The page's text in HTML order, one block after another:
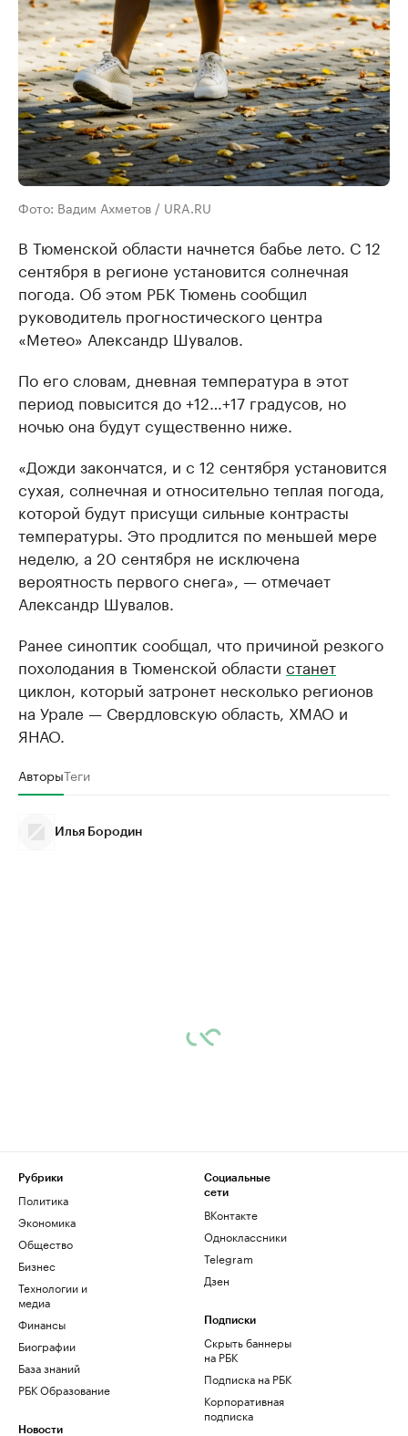
Фото: Вадим Ахметов / URA.RU
В Тюменской области начнется бабье лето. С 12
сентября в регионе установится солнечная
погода. Об этом РБК Тюмень сообщил
руководитель прогностического центра
«Метео» Александр Шувалов.
По его словам, дневная температура в этот
период повысится до +12…+17 градусов, но
ночью она будут существенно ниже.
«Дожди закончатся, и с 12 сентября установится
сухая, солнечная и относительно теплая погода,
которой будут присущи сильные контрасты
температуры. Это продлится по меньшей мере
неделю, а 20 сентября не исключена
вероятность первого снега», — отмечает
Александр Шувалов.
Ранее синоптик сообщал, что причиной резкого
похолодания в Тюменской области станет
циклон, который затронет несколько регионов
на Урале — Свердловскую область, ХМАО и
ЯНАО.
АвторыТеги
Илья Бородин
Рубрики
Политика
Экономика
Общество
Бизнес
Технологии и
медиа
Финансы
Биографии
База знаний
РБК Образование
Новости
Социальные
сети
ВКонтакте
Одноклассники
Telegram
Дзен
Подписки
Скрыть баннеры
на РБК
Подписка на РБК
Корпоративная
подписка